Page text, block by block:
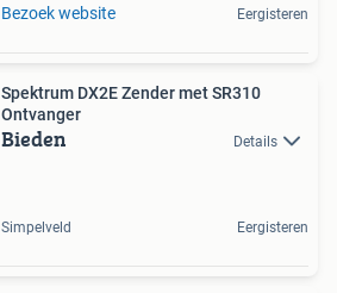
Bezoek website Eergisteren
Spektrum DX2E Zender met SR310
Ontvanger
Bieden Details
Simpelveld Eergisteren